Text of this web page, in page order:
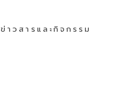
ข่าวสารและกิจกรรม